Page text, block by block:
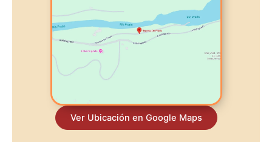
Ver Ubicación en Google Maps